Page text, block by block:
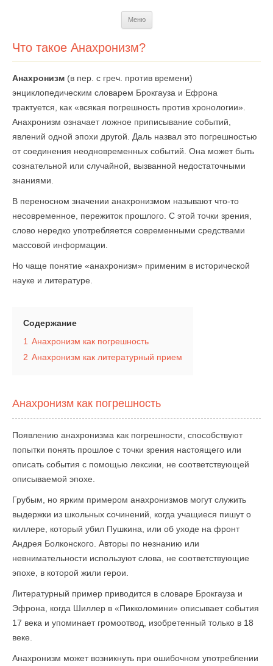
Меню
Что такое Анахронизм?
Анахронизм (в пер. с греч. против времени)
энциклопедическим словарем Брокгауза и Ефрона
трактуется, как «всякая погрешность против хронологии».
Анахронизм означает ложное приписывание событий,
явлений одной эпохи другой. Даль назвал это погрешностью
от соединения неодновременных событий. Она может быть
сознательной или случайной, вызванной недостаточными
знаниями.
В переносном значении анахронизмом называют что-то
несовременное, пережиток прошлого. С этой точки зрения,
слово нередко употребляется современными средствами
массовой информации.
Но чаще понятие «анахронизм» применим в исторической
науке и литературе.
Содержание
1 Анахронизм как погрешность
2 Анахронизм как литературный прием
Анахронизм как погрешность
Появлению анахронизма как погрешности, способствуют
попытки понять прошлое с точки зрения настоящего или
описать события с помощью лексики, не соответствующей
описываемой эпохе.
Грубым, но ярким примером анахронизмов могут служить
выдержки из школьных сочинений, когда учащиеся пишут о
киллере, который убил Пушкина, или об уходе на фронт
Андрея Болконского. Авторы по незнанию или
невнимательности используют слова, не соответствующие
эпохе, в которой жили герои.
Литературный пример приводится в словаре Брокгауза и
Эфрона, когда Шиллер в «Пикколомини» описывает события
17 века и упоминает громоотвод, изобретенный только в 18
веке.
Анахронизм может возникнуть при ошибочном употреблении